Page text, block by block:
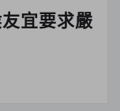
宜要求嚴